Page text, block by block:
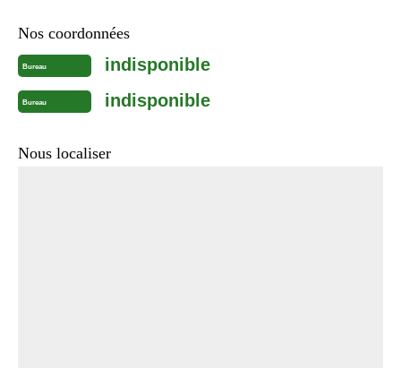
Nos coordonnées
Bureau indisponible
Bureau indisponible
Nous localiser